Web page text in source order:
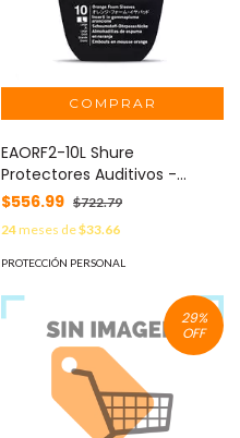
EAORF2-10L Shure
Protectores Auditivos -
Protección Eficaz -
Cómodos y Resistentes
$556.99 $722.79
24meses de$33.66
PROTECCIÓN PERSONAL
29%
OFF